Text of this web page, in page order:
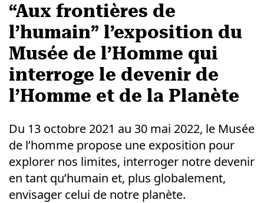
“Aux frontières de
l’humain” l’exposition du
Musée de l’Homme qui
interroge le devenir de
l’Homme et de la Planète
Du 13 octobre 2021 au 30 mai 2022, le Musée
de l’homme propose une exposition pour
explorer nos limites, interroger notre devenir
en tant qu’humain et, plus globalement,
envisager celui de notre planète.